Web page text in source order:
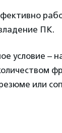
ПК.
условие –
или